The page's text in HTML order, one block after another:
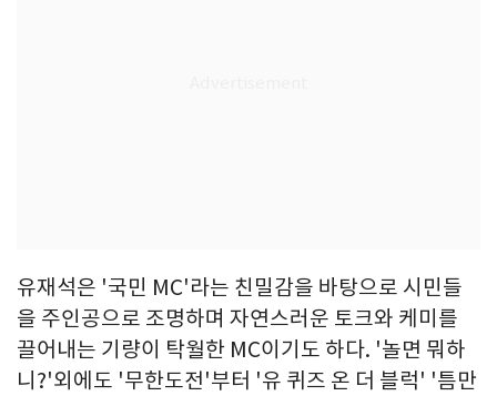
유재석은 '국민 MC'라는 친밀감을 바탕으로 시민들
을 주인공으로 조명하며 자연스러운 토크와 케미를
끌어내는 기량이 탁월한 MC이기도 하다. '놀면 뭐하
니?'외에도 '무한도전'부터 '유 퀴즈 온 더 블럭' '틈만